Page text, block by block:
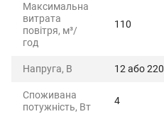
Максимальна
витрата
повітря, м³/
год
110
Напруга, В 12 або 220
Споживана
потужність, Вт
4